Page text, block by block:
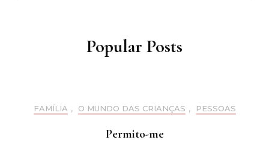
Popular Posts
FAMÍLIA , O MUNDO DAS CRIANÇAS , PESSOAS
Permito-me